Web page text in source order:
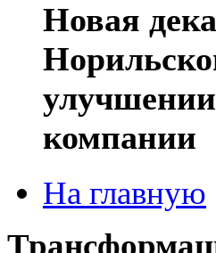
Новая
компании
На главную